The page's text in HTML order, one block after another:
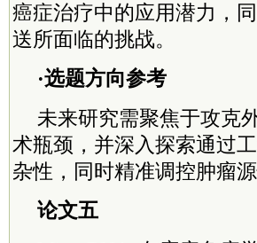
癌症治疗中的应用潜力，
送所面临的挑战。
·选题方向参考
未来研究需聚焦于攻克
术瓶颈，并深入探索通过
杂性，同时精准调控肿瘤
论文五